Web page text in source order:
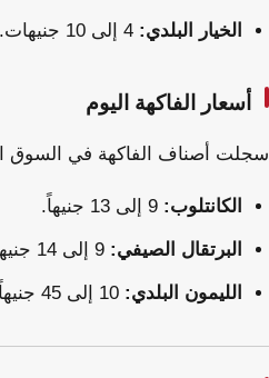
الخيار البلدي:
أسعار الفاكهة اليوم
سجلت أصناف الفاكهة في السوق
الكانتلوب:
البرتقال الصيفي:
الليمون البلدي: